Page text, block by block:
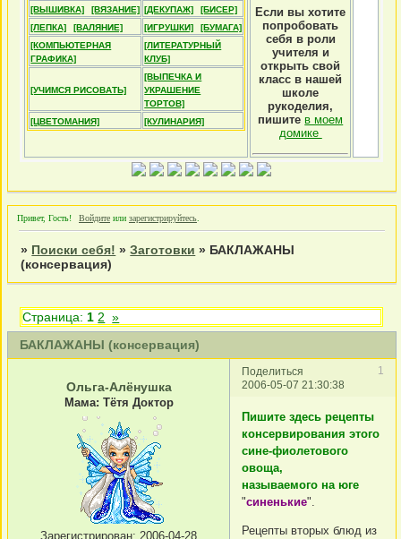
[ВЫШИВКА] [ВЯЗАНИЕ] [ДЕКУПАЖ]
[БИСЕР]
[ЛЕПКА]
[ВАЛЯНИЕ] [ИГРУШКИ]
[БУМАГА]
[КОМПЬЮТЕРНАЯ
ГРАФИКА]
[ЛИТЕРАТУРНЫЙ
КЛУБ]
[УЧИМСЯ РИСОВАТЬ]
[ВЫПЕЧКА И
УКРАШЕНИЕ
ТОРТОВ]
[ЦВЕТОМАНИЯ]
[КУЛИНАРИЯ]
Если вы хотите
попробовать
себя в роли
учителя и
открыть свой
класс в нашей
школе
рукоделия,
пишите в моем
домике
Привет, Гость! Войдите или зарегистрируйтесь
» Поиски себя! »Заготовки » БАКЛАЖАНЫ
(консервация)
БАКЛАЖАНЫ (консервация)
Страница: 1 2 »
Поделиться
1
2006-05-07 21:30:38
Ольга-Алёнушка
Мама: Тётя Доктор
Зарегистрирован: 2006-04-28
Пишите здесь рецепты
консервирования этого
сине-фиолетового
овоща,
называемого на юге
"синенькие".
Рецепты вторых блюд из